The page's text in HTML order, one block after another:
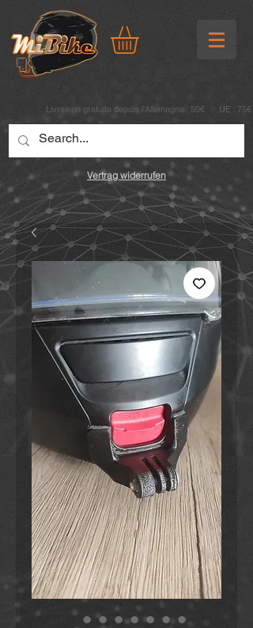
Livraison gratuite depuis l’Allemagne : 50€ UE : 75€
Vertrag widerrufen